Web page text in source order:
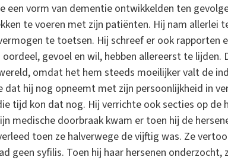
een vorm van dementie ontwikkelden ten
te voeren met zijn patiënten. Hij nam allerlei
te toetsen. Hij schreef er ook rapporten
gevoel en wil, hebben allereerst te lijden.
omdat het hem steeds moeilijker valt de
hij nog opneemt met zijn persoonlijkheid in
tijd kon dat nog. Hij verrichte ook secties op de
medische doorbraak kwam er toen hij de
toen ze halverwege de vijftig was. Ze
geen syfilis. Toen hij haar hersenen onderzocht,